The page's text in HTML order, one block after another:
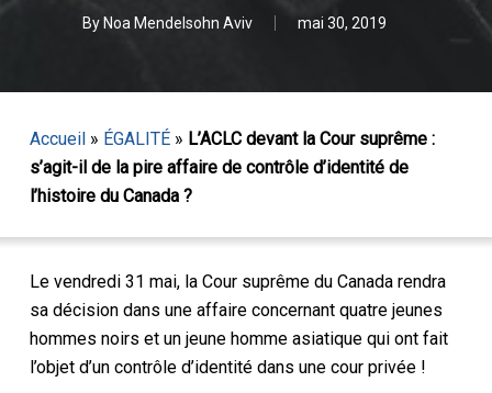
By Noa Mendelsohn Aviv mai 30, 2019
Accueil» ÉGALITÉ» L’ACLC devant la Cour suprême :
s’agit-il de la pire affaire de contrôle d’identité de
l’histoire du Canada ?
Le vendredi 31 mai, la Cour suprême du Canada rendra
sa décision dans une affaire concernant quatre jeunes
hommes noirs et un jeune homme asiatique qui ont fait
l’objet d’un contrôle d’identité dans une cour privée !